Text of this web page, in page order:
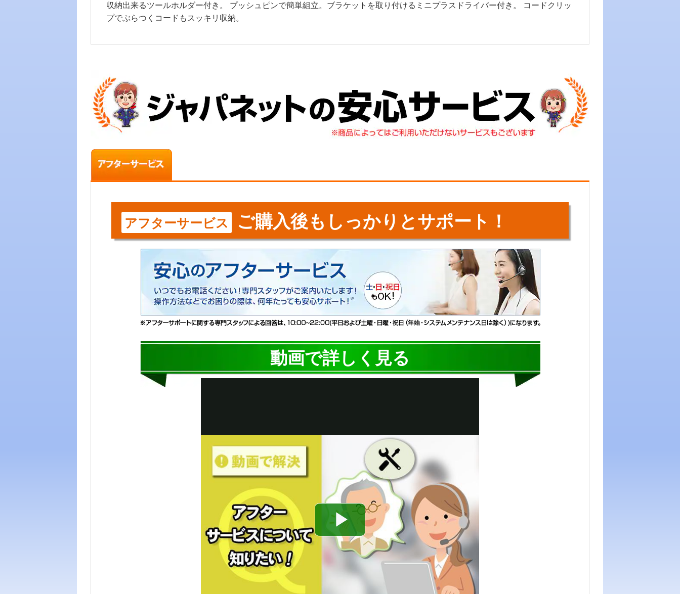
収納出来るツールホルダー付き。 プッシュピンで簡単組立。ブラケットを取り付けるミニプラスドライバー付き。 コードクリッ
プでぶらつくコードもスッキリ収納。
アフターサービス ご購入後もしっかりとサポート！
動画で詳しく見る